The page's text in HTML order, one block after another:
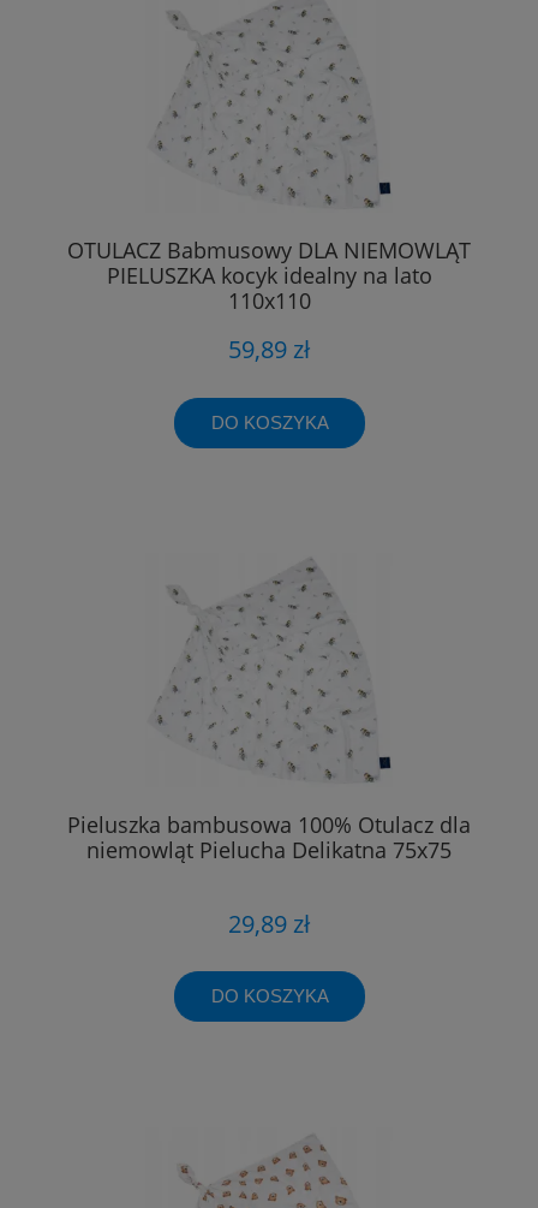
OTULACZ Babmusowy DLA NIEMOWLĄT
PIELUSZKA kocyk idealny na lato
110x110
59,89 zł
DO KOSZYKA
Pieluszka bambusowa 100% Otulacz dla
niemowląt Pielucha Delikatna 75x75
29,89 zł
DO KOSZYKA